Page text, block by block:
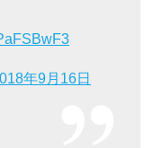
年9月16日